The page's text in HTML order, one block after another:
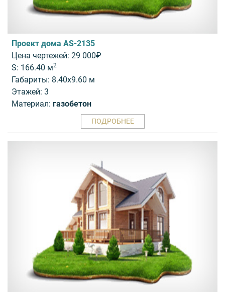
Проект дома AS-2135
Цена чертежей: 29 000₽
S: 166.40 м2
Габариты: 8.40x9.60 м
Этажей: 3
Материал: газобетон
ПОДРОБНЕЕ